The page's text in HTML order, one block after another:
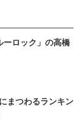
ーロック」の高橋
まつわるランキン